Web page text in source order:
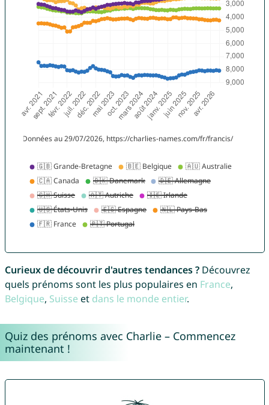
Curieux de découvrir d'autres tendances ?Découvrez
quels prénoms sont les plus populaires en France,
Belgique, Suisse et dans le monde entier.
Quiz des prénoms avec Charlie – Commencez
maintenant !